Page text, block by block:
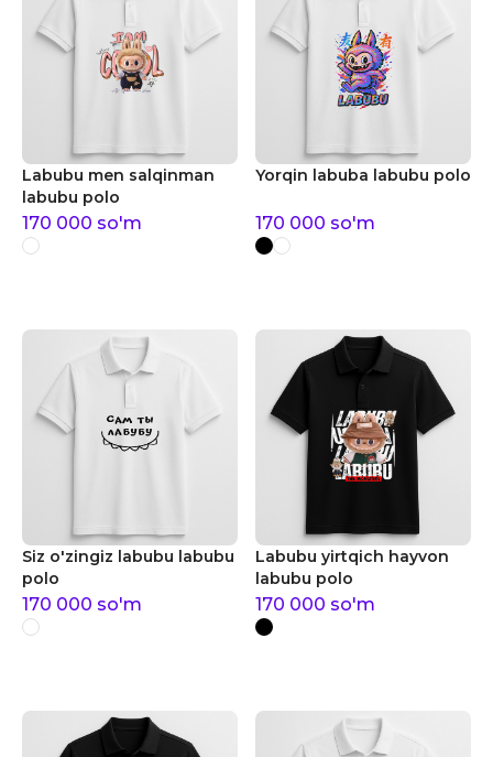
Labubu men salqinman
labubu polo
170 000 so'm
Yorqin labuba labubu polo
170 000 so'm
Siz o'zingiz labubu labubu
polo
170 000 so'm
Labubu yirtqich hayvon
labubu polo
170 000 so'm